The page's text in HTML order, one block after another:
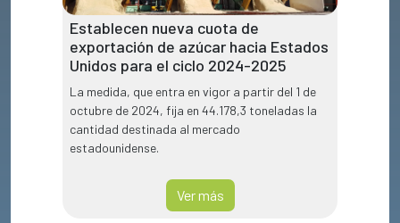
Establecen nueva cuota de
exportación de azúcar hacia Estados
Unidos para el ciclo 2024-2025
La medida, que entra en vigor a partir del 1 de
octubre de 2024, fija en 44.178,3 toneladas la
cantidad destinada al mercado
estadounidense.
Ver más